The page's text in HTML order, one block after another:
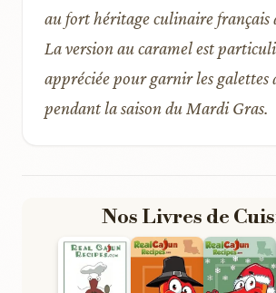
au fort héritage culinaire français
La version au caramel est
appréciée pour garnir les galettes
pendant la saison du Mardi Gras.
Nos Livres de